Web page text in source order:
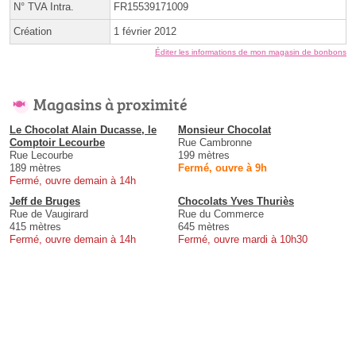
N° TVA Intra. FR15539171009
Création 1 février 2012
Éditer les informations de mon magasin de bonbons
Magasins à proximité
Le Chocolat Alain Ducasse, le
Comptoir Lecourbe
Rue Lecourbe
189 mètres
Fermé, ouvre demain à 14h
Monsieur Chocolat
Rue Cambronne
199 mètres
Fermé, ouvre à 9h
Jeff de Bruges
Rue de Vaugirard
415 mètres
Fermé, ouvre demain à 14h
Chocolats Yves Thuriès
Rue du Commerce
645 mètres
Fermé, ouvre mardi à 10h30